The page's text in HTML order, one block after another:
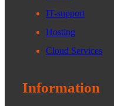
IT-support
Hosting
Cloud Services
Information